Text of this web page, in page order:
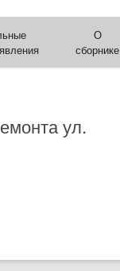
О
сборнике
ул.